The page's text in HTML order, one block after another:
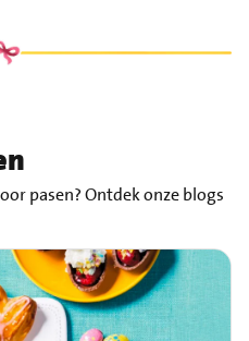
pasen? Ontdek onze blogs